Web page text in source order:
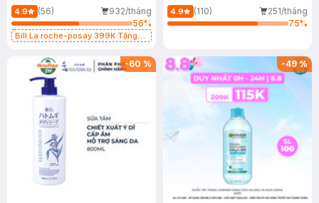
Dụng 40ml
4.9 (56)
932/tháng
56%
Bill La roche-posay 399K Tặng
(SL có hạn)
40ml
4.9 (110)
251/tháng
75%
-60 % -49%